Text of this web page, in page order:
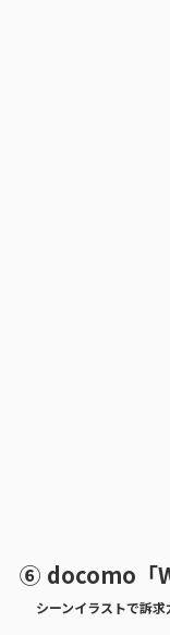
⑥ docomo「
シーンイラストで訴求